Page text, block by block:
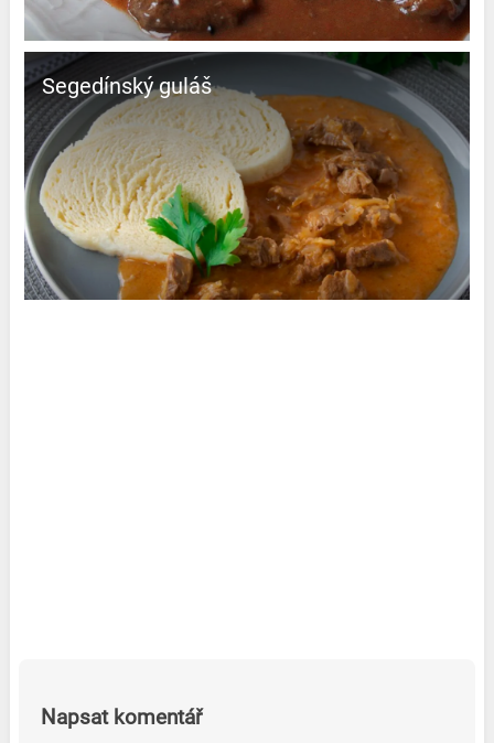
Segedínský guláš
Napsat komentář